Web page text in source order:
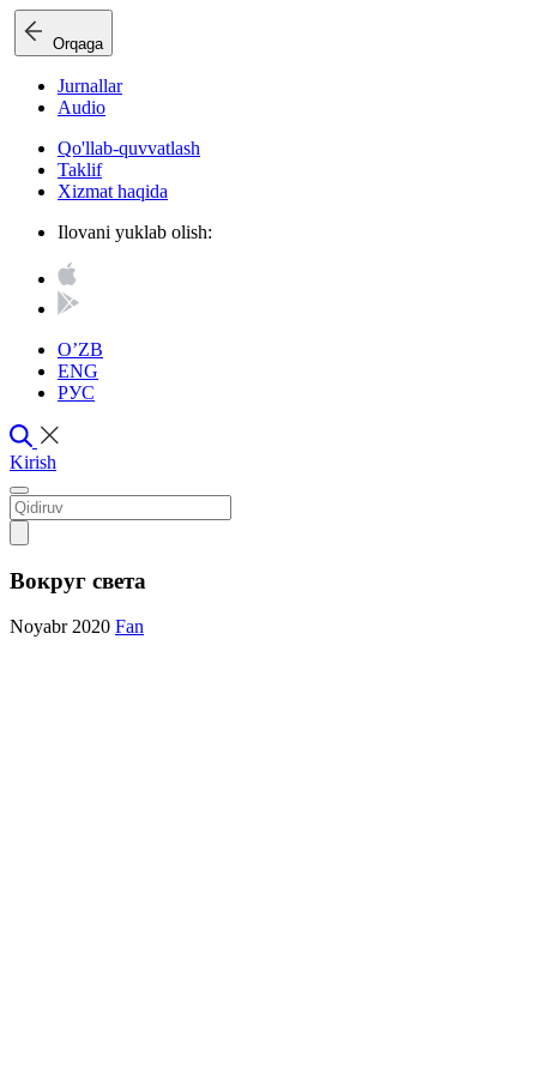
Orqaga
Jurnallar
Audio
Qo'llab-quvvatlash
Taklif
Xizmat haqida
Ilovani yuklab olish:
O’ZB
ENG
РУС
Kirish
Вокруг света
Noyabr 2020 Fan